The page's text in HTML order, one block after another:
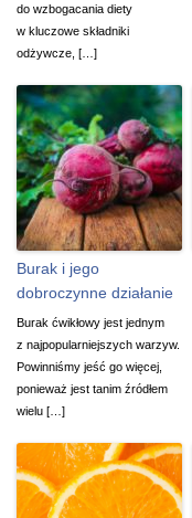
do wzbogacania diety
w kluczowe składniki
odżywcze, […]
Burak i jego
dobroczynne działanie
Burak ćwikłowy jest jednym
z najpopularniejszych warzyw.
Powinniśmy jeść go więcej,
ponieważ jest tanim źródłem
wielu […]